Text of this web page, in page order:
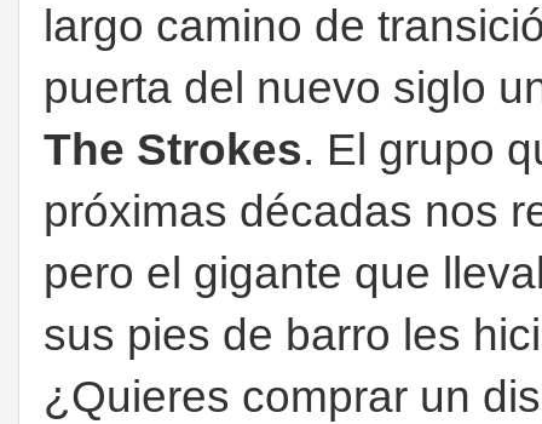
largo camino de
puerta del nuevo siglo
The Strokes. El grupo
próximas décadas nos
pero el gigante que
sus pies de barro les
¿Quieres comprar un